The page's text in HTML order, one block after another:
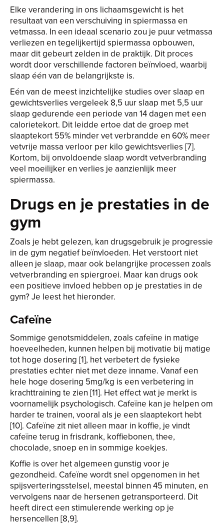
Elke verandering in ons lichaamsgewicht is het
resultaat van een verschuiving in spiermassa en
vetmassa. In een ideaal scenario zou je puur vetmassa
verliezen en tegelijkertijd spiermassa opbouwen,
maar dit gebeurt zelden in de praktijk. Dit proces
wordt door verschillende factoren beïnvloed, waarbij
slaap één van de belangrijkste is.
Eén van de meest inzichtelijke studies over slaap en
gewichtsverlies vergeleek 8,5 uur slaap met 5,5 uur
slaap gedurende een periode van 14 dagen met een
calorietekort. Dit leidde ertoe dat de groep met
slaaptekort 55% minder vet verbrandde en 60% meer
vetvrije massa verloor per kilo gewichtsverlies [7].
Kortom, bij onvoldoende slaap wordt vetverbranding
veel moeilijker en verlies je aanzienlijk meer
spiermassa.
Drugs en je prestaties in de
gym
Zoals je hebt gelezen, kan drugsgebruik je progressie
in de gym negatief beïnvloeden. Het verstoort niet
alleen je slaap, maar ook belangrijke processen zoals
vetverbranding en spiergroei. Maar kan drugs ook
een positieve invloed hebben op je prestaties in de
gym? Je leest het hieronder.
Cafeïne
Sommige genotsmiddelen, zoals cafeïne in matige
hoeveelheden, kunnen helpen bij motivatie bij matige
tot hoge dosering [1], het verbetert de fysieke
prestaties echter niet met deze inname. Vanaf een
hele hoge dosering 5mg/kg is een verbetering in
krachttraining te zien [11]. Het effect wat je merkt is
voornamelijk psychologisch. Cafeïne kan je helpen om
harder te trainen, vooral als je een slaaptekort hebt
[10]. Cafeïne zit niet alleen maar in koffie, je vindt
cafeïne terug in frisdrank, koffiebonen, thee,
chocolade, snoep en in sommige koekjes.
Koffie is over het algemeen gunstig voor je
gezondheid. Cafeïne wordt snel opgenomen in het
spijsverteringsstelsel, meestal binnen 45 minuten, en
vervolgens naar de hersenen getransporteerd. Dit
heeft direct een stimulerende werking op je
hersencellen [8,9].